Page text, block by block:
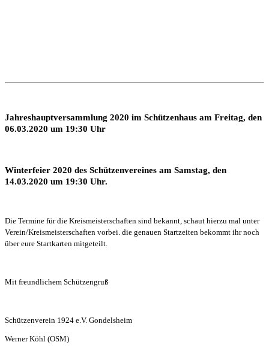
Jahreshauptversammlung 2020 im Schützenhaus am Freitag, den
06.03.2020 um 19:30 Uhr
Winterfeier 2020 des Schützenvereines am Samstag, den
14.03.2020 um 19:30 Uhr.
Die Termine für die Kreismeisterschaften sind bekannt, schaut hierzu mal unter
Verein/Kreismeisterschaften vorbei. die genauen Startzeiten bekommt ihr noch
über eure Startkarten mitgeteilt.
Mit freundlichem Schützengruß
Schützenverein 1924 e.V. Gondelsheim
Werner Köhl (OSM)